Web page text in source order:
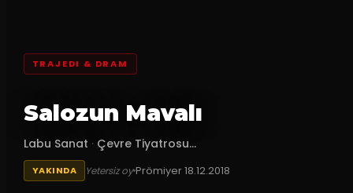
TRAJEDI & DRAM
Salozun Mavalı
Labu Sanat · Çevre Tiyatrosu...
YAKINDA Yetersiz oyPrömiyer18.12.2018